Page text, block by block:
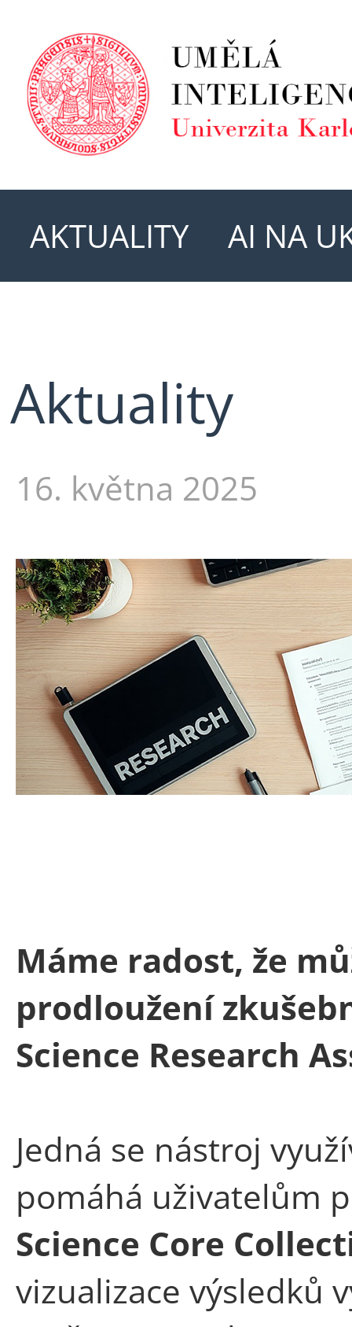
AKTUALITY AI NA
Aktuality
16. května 2025
Máme radost, že
prodloužení
Science Research
Jedná se nástroj
pomáhá uživatelům
Science Core
vizualizace výsledků